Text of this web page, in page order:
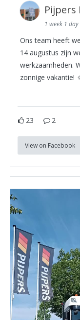
Pijpers
1 week 1
Ons team heeft
14 augustus zijn
werkzaamheden.
zonnige vakantie!
23 2
View on Facebook